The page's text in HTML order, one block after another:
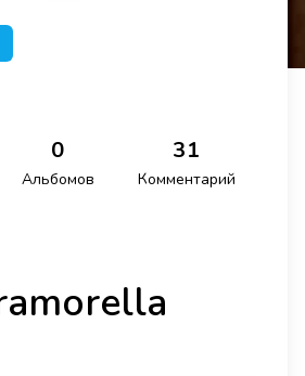
0
Альбомов
31
Комментарий